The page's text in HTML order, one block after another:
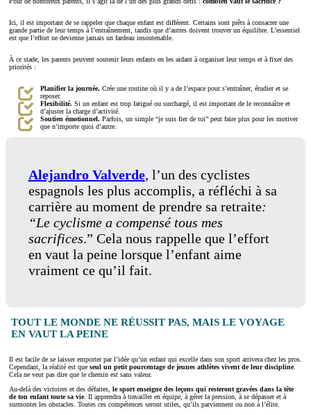
Ici, il est important de se rappeler que chaque enfant est différent. Certains sont prêts à consacrer une
grande partie de leur temps à l’entraînement, tandis que d’autres doivent trouver un équilibre. L’essentiel
est que l’effort ne devienne jamais un fardeau insoutenable.
À ce stade, les parents peuvent soutenir leurs enfants en les aidant à organiser leur temps et à fixer des
priorités :
Planifier la journée. Crée une routine où il y a de l’espace pour s’entraîner, étudier et se
reposer.
Flexibilité. Si un enfant est trop fatigué ou surchargé, il est important de le reconnaître et
d’ajuster la charge d’activité.
Soutien émotionnel. Parfois, un simple “je suis fier de toi” peut faire plus pour les motiver
que n’importe quoi d’autre.
Alejandro Valverde, l’un des cyclistes
espagnols les plus accomplis, a réfléchi à sa
carrière au moment de prendre sa retraite:
“Le cyclisme a compensé tous mes
sacrifices.” Cela nous rappelle que l’effort
en vaut la peine lorsque l’enfant aime
vraiment ce qu’il fait.
TOUT LE MONDE NE RÉUSSIT PAS, MAIS LE VOYAGE
EN VAUT LA PEINE
Il est facile de se laisser emporter par l’idée qu’un enfant qui excelle dans son sport arrivera chez les pros.
Cependant, la réalité est que seul un petit pourcentage de jeunes athlètes vivent de leur discipline.
Cela ne veut pas dire que le chemin est sans valeur.
Au-delà des victoires et des défaites, le sport enseigne des leçons qui resteront gravées dans la tête
de ton enfant toute sa vie. Il apprendra à travailler en équipe, à gérer la pression, à se dépasser et à
surmonter les obstacles. Toutes ces compétences seront utiles, qu’ils parviennent ou non à l’élite.